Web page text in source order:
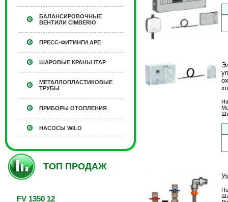
БАЛАНСИРОВОЧНЫЕ
ВЕНТИЛИ CIMBERIO
ПРЕСС-ФИТИНГИ APE
ШАРОВЫЕ КРАНЫ ITAP
МЕТАЛЛОПЛАСТИКОВЫЕ
ТРУБЫ
ПРИБОРЫ ОТОПЛЕНИЯ
НАСОСЫ WILO
ТОП ПРОДАЖ
FV 1350 12